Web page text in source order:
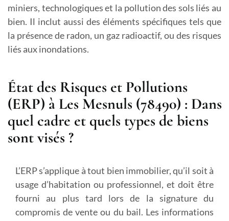
miniers, technologiques et la pollution des sols liés au
bien. Il inclut aussi des éléments spécifiques tels que
la présence de radon, un gaz radioactif, ou des risques
liés aux inondations.
État des Risques et Pollutions
(ERP) à Les Mesnuls (78490) : Dans
quel cadre et quels types de biens
sont visés ?
L’ERP s’applique à tout bien immobilier, qu’il soit à
usage d’habitation ou professionnel, et doit être
fourni au plus tard lors de la signature du
compromis de vente ou du bail. Les informations